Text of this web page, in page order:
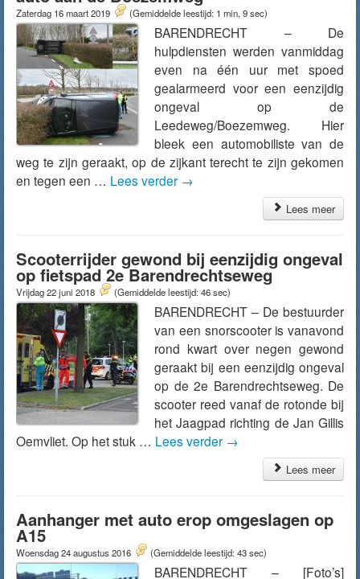
Zaterdag 16 maart 2019 (Gemiddelde leestijd: 1 min, 9 sec)
BARENDRECHT – De
hulpdiensten werden vanmiddag
even na één uur met spoed
gealarmeerd voor een eenzijdig
ongeval op de
Leedeweg/Boezemweg. Hier
bleek een automobiliste van de
weg te zijn geraakt, op de zijkant terecht te zijn gekomen
en tegen een … Lees verder →
Lees meer
Scooterrijder gewond bij eenzijdig ongeval
op fietspad 2e Barendrechtseweg
Vrijdag 22 juni 2018 (Gemiddelde leestijd: 46 sec)
BARENDRECHT – De bestuurder
van een snorscooter is vanavond
rond kwart over negen gewond
geraakt bij een eenzijdig ongeval
op de 2e Barendrechtseweg. De
scooter reed vanaf de rotonde bij
het Jaagpad richting de Jan Gillis
Oemvliet. Op het stuk … Lees verder →
Lees meer
Aanhanger met auto erop omgeslagen op
A15
Woensdag 24 augustus 2016 (Gemiddelde leestijd: 43 sec)
BARENDRECHT – [Foto’s]